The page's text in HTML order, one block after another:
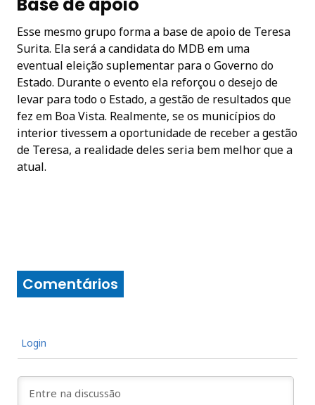
Base de apoio
Esse mesmo grupo forma a base de apoio de Teresa
Surita. Ela será a candidata do MDB em uma
eventual eleição suplementar para o Governo do
Estado. Durante o evento ela reforçou o desejo de
levar para todo o Estado, a gestão de resultados que
fez em Boa Vista. Realmente, se os municípios do
interior tivessem a oportunidade de receber a gestão
de Teresa, a realidade deles seria bem melhor que a
atual.
Comentários
Login